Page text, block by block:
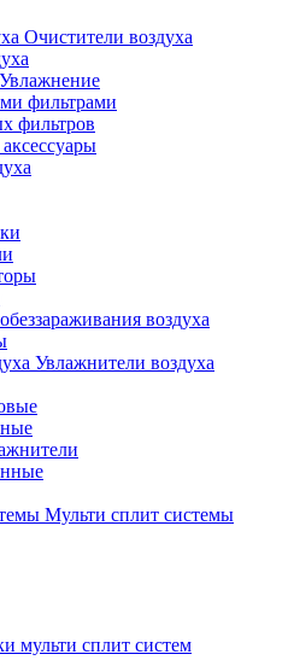
Очистители воздуха
фильтрами
фильтров
воздуха
Увлажнители воздуха
Мульти сплит системы
мульти сплит систем